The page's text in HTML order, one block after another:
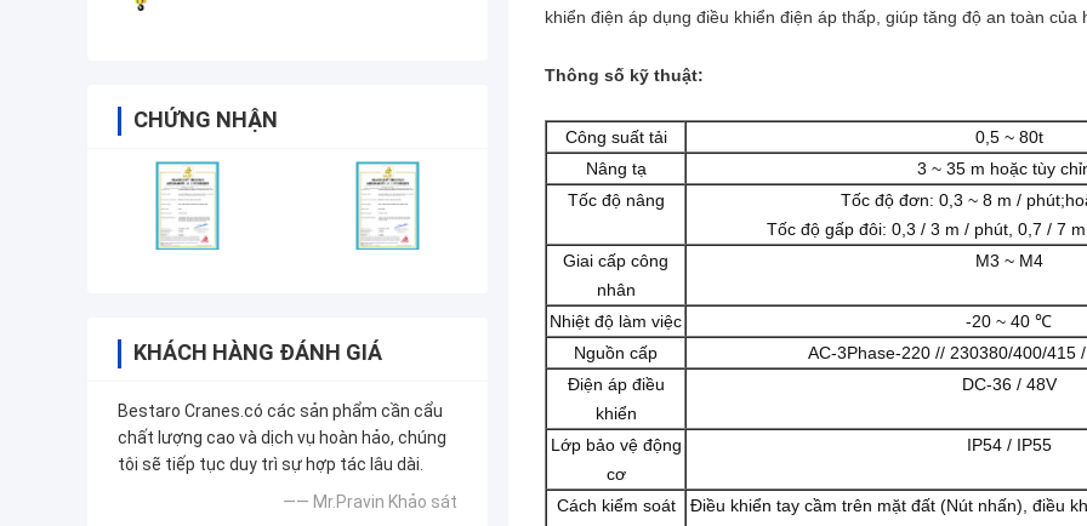
CHỨNG NHẬN
KHÁCH HÀNG ĐÁNH GIÁ
Bestaro Cranes.có các sản phẩm cần cẩu
chất lượng cao và dịch vụ hoàn hảo, chúng
tôi sẽ tiếp tục duy trì sự hợp tác lâu dài.
—— Mr.Pravin Khảo sát
khiển điện áp dụng điều khiển điện áp thấp, giúp tăng độ an toàn của
Thông số kỹ thuật:
Công suất tải
0,5 ~ 80t
Nâng tạ
3 ~ 35 m hoặc tùy
Tốc độ nâng
Tốc độ đơn: 0,3 ~ 8 m /
Tốc độ gấp đôi: 0,3 / 3 m / phút, 0,7 / 7
Giai cấp công
nhân
M3 ~ M4
Nhiệt độ làm việc
-20 ~ 40 ℃
Nguồn cấp
AC-3Phase-220 // 230380/400/415
Điện áp điều
khiển
DC-36 / 48V
Lớp bảo vệ động
cơ
IP54 / IP55
Cách kiểm soát
Điều khiển tay cầm trên mặt đất (Nút nhấn), điều